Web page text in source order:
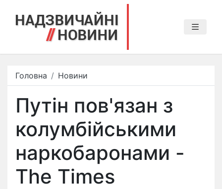
Головна Новини
Путін пов'язан з
колумбійськими
наркобаронами -
The Times